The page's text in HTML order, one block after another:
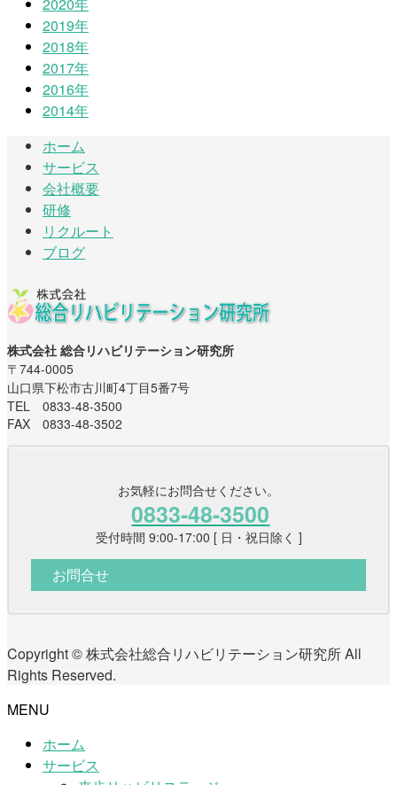
2019年
2018年
2017年
2016年
2014年
ホーム
サービス
会社概要
研修
リクルート
ブログ
株式会社 総合リハビリテーション研究所
〒744-0005
山口県下松市古川町4丁目5番7号
TEL 0833-48-3500
FAX 0833-48-3502
お気軽にお問合せください。
0833-48-3500
受付時間 9:00-17:00 [ 日・祝日除く ]
お問合せ
Copyright © 株式会社総合リハビリテーション研究所 All
Rights Reserved.
MENU
ホーム
サービス